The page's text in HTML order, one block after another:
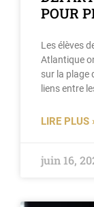
POUR
Les élèves
Atlantique
sur la plage
liens entre
LIRE PLUS
juin 16,